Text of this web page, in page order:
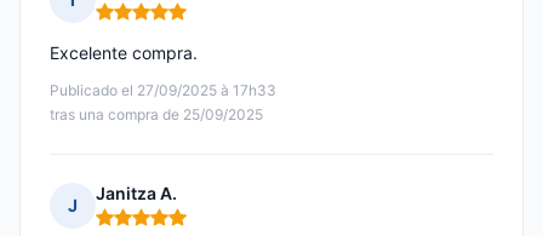
Nota: 5 de 5
Publicado el 27/09/2025 à 17h33
tras una compra de 25/09/2025
Excelente compra.
J
Janitza A.
Nota: 5 de 5